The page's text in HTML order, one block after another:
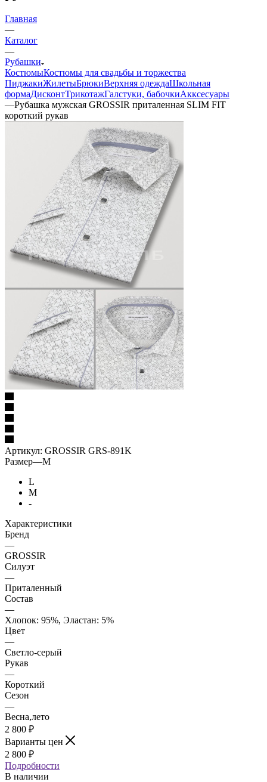
Главная
—
Каталог
—
Рубашки
КостюмыКостюмы для свадьбы и торжества
ПиджакиЖилетыБрюкиВерхняя одеждаШкольная
формаДисконтТрикотажГалстуки, бабочкиАкксесуары
—Рубашка мужская GROSSIR приталенная SLIM FIT
короткий рукав
Артикул: GROSSIR GRS-891K
Размер—M
L
M
-
Характеристики
Бренд
—
GROSSIR
Силуэт
—
Приталенный
Состав
—
Хлопок: 95%, Эластан: 5%
Цвет
—
Светло-серый
Рукав
—
Короткий
Сезон
—
Весна,лето
2 800 ₽
Варианты цен
2 800 ₽
Подробности
В наличии